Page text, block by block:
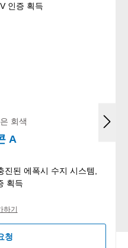
회색
A
된 에폭시 수지 시스템,
획득
하기
청